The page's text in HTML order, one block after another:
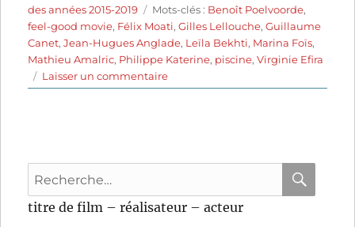
le
des années 2015-2019
Étiquettes
Mots-clés : Benoît Poelvoorde,
feel-good movie, Félix Moati,Gilles Lellouche,Guillaume
Canet,Jean-Hugues Anglade, Leïla Bekhti, Marina Foïs,
Mathieu Amalric, Philippe Katerine, piscine,Virginie Efira
Laisser un commentairesur
Le
Recherche
pour
:
titre de film – réalisateur – acteur